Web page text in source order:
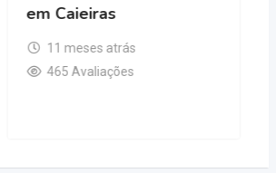
Paulo
11 meses atrás
591 Avaliações